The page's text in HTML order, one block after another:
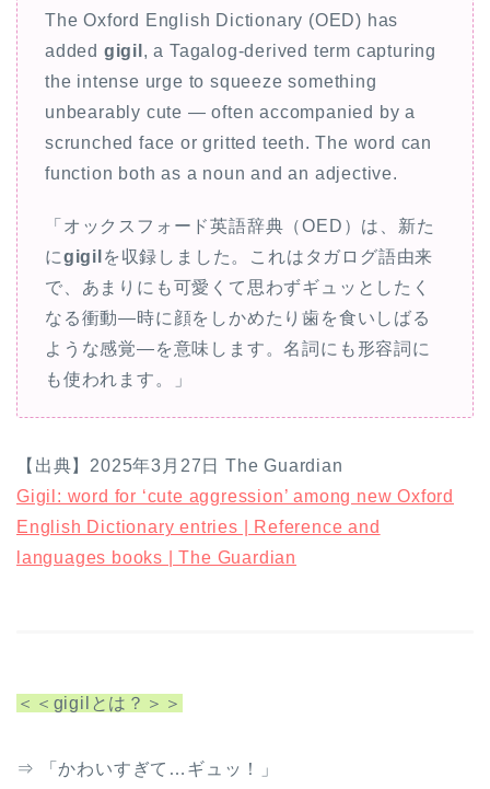
The Oxford English Dictionary (OED) has
added gigil , a Tagalog-derived term capturing
the intense urge to squeeze something
unbearably cute — often accompanied by a
scrunched face or gritted teeth. The word can
function both as a noun and an adjective.
「オックスフォード英語辞典（OED）は、新た
にgigil を収録しました。これはタガログ語由来
で、あまりにも可愛くて思わずギュッとしたく
なる衝動—時に顔をしかめたり歯を食いしばる
ような感覚—を意味します。名詞にも形容詞に
も使われます。」
【出典】2025年3月27日 The Guardian
Gigil: word for ‘cute aggression’ among new Oxford
English Dictionary entries | Reference and
languages books | The Guardian
＜＜gigilとは？＞＞
⇒ 「かわいすぎて…ギュッ！」